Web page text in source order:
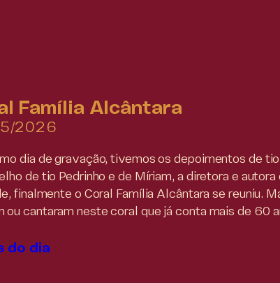
Família Alcântara
2026
dia de gravação, tivemos os depoimentos de tio
de tio Pedrinho e de Míriam, a diretora e
finalmente o Coral Família Alcântara se reuniu.
ou cantaram neste coral que já conta mais de 60
do dia